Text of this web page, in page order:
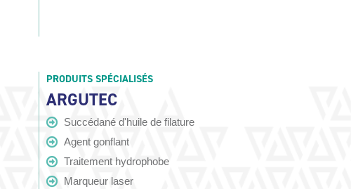
PRODUITS SPÉCIALISÉS
ARGUTEC
Succédané d'huile de filature
Agent gonflant
Traitement hydrophobe
Marqueur laser